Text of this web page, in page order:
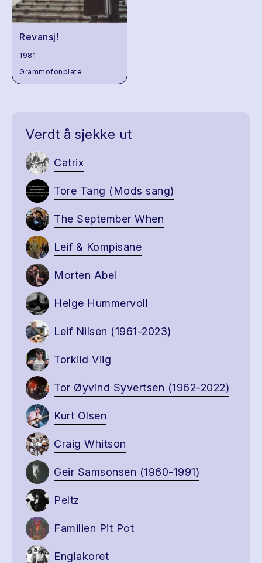
Revansj!
1981
Grammofonplate
Verdt å sjekke ut
Catrix
Tore Tang (Mods sang)
The September When
Leif & Kompisane
Morten Abel
Helge Hummervoll
Leif Nilsen (1961-2023)
Torkild Viig
Tor Øyvind Syvertsen (1962-2022)
Kurt Olsen
Craig Whitson
Geir Samsonsen (1960-1991)
Peltz
Familien Pit Pot
Englakoret